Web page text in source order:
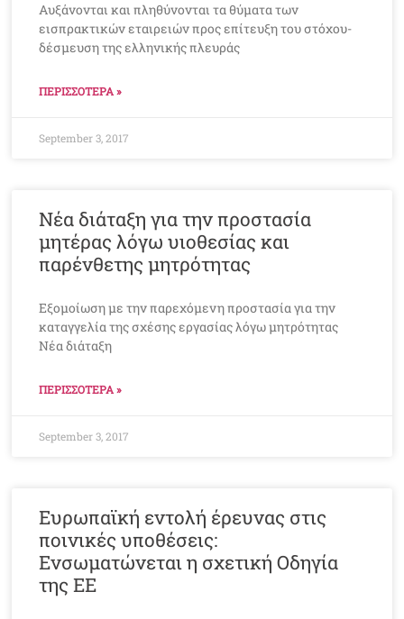
Αυξάνονται και πληθύνονται τα θύματα των
εισπρακτικών εταιρειών προς επίτευξη του στόχου-
δέσμευση της ελληνικής πλευράς
ΠΕΡΙΣΣΟΤΕΡΑ »
September 3, 2017
Νέα διάταξη για την προστασία
μητέρας λόγω υιοθεσίας και
παρένθετης μητρότητας
Εξομοίωση με την παρεχόμενη προστασία για την
καταγγελία της σχέσης εργασίας λόγω μητρότητας
Νέα διάταξη
ΠΕΡΙΣΣΟΤΕΡΑ »
September 3, 2017
Ευρωπαϊκή εντολή έρευνας στις
ποινικές υποθέσεις:
Ενσωματώνεται η σχετική Οδηγία
της ΕΕ